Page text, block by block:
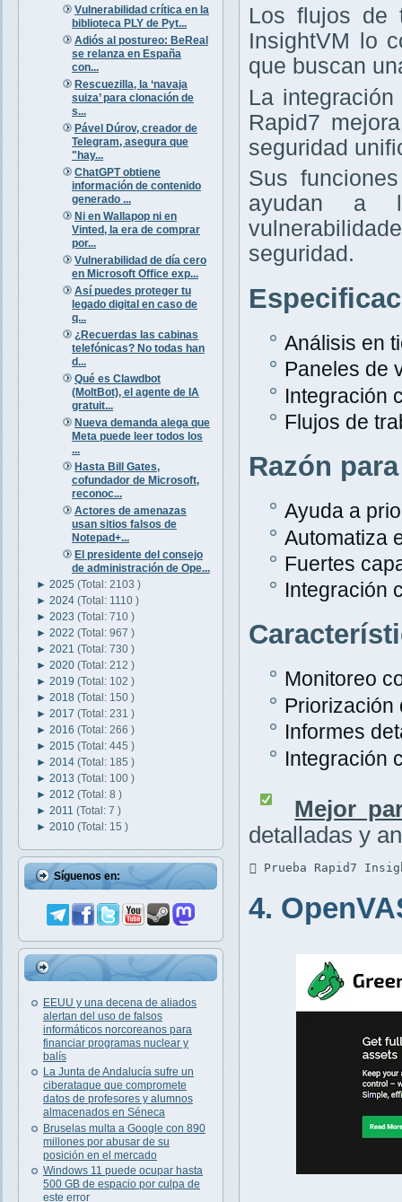
Vulnerabilidad crítica en la
biblioteca PLY de Pyt...
Adiós al postureo: BeReal
se relanza en España
con...
Rescuezilla, la ‘navaja
suiza’ para clonación de
s...
Pável Dúrov, creador de
Telegram, asegura que
"hay...
ChatGPT obtiene
información de contenido
generado ...
Ni en Wallapop ni en
Vinted, la era de comprar
por...
Vulnerabilidad de día cero
en Microsoft Office exp...
Así puedes proteger tu
legado digital en caso de
q...
¿Recuerdas las cabinas
telefónicas? No todas han
d...
Qué es Clawdbot
(MoltBot), el agente de IA
gratuit...
Nueva demanda alega que
Meta puede leer todos los
...
Hasta Bill Gates,
cofundador de Microsoft,
reconoc...
Actores de amenazas
usan sitios falsos de
Notepad+...
El presidente del consejo
de administración de Ope...
► 2025 (Total: 2103 )
► 2024 (Total: 1110 )
► 2023 (Total: 710 )
► 2022 (Total: 967 )
► 2021 (Total: 730 )
► 2020 (Total: 212 )
► 2019 (Total: 102 )
► 2018 (Total: 150 )
► 2017 (Total: 231 )
► 2016 (Total: 266 )
► 2015 (Total: 445 )
► 2014 (Total: 185 )
► 2013 (Total: 100 )
► 2012 (Total: 8 )
► 2011 (Total: 7 )
► 2010 (Total: 15 )
Síguenos en:
EEUU y una decena de aliados
alertan del uso de falsos
informáticos norcoreanos para
financiar programas nuclear y
balís
La Junta de Andalucía sufre un
ciberataque que compromete
datos de profesores y alumnos
almacenados en Séneca
Bruselas multa a Google con 890
millones por abusar de su
posición en el mercado
Windows 11 puede ocupar hasta
500 GB de espacio por culpa de
este error
Los flujos de
InsightVM lo
que buscan
La
Rapid7
seguridad
Sus
ayudan a
seguridad.
Análisis en
Paneles de
Integración
Flujos de
Razón
Ayuda a
Automatiza
Fuertes
Integración
Monitoreo
Priorización
Informes
Integración
Mejor
detalladas y
 Prueba Rapid7
4.